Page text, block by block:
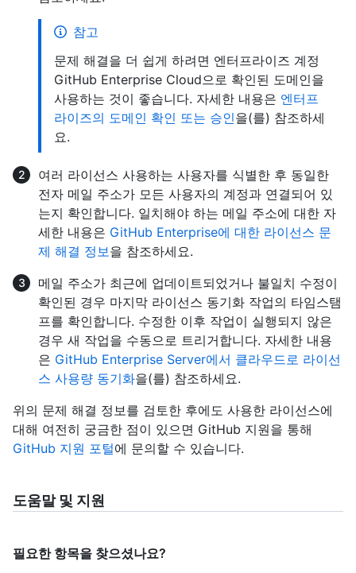
참고
문제 해결을 더 쉽게 하려면 엔터프라이즈 계정
GitHub Enterprise Cloud으로 확인된 도메인을
사용하는 것이 좋습니다. 자세한 내용은 엔터프
라이즈의 도메인 확인 또는 승인을(를) 참조하세
요.
여러 라이선스 사용하는 사용자를 식별한 후 동일한
전자 메일 주소가 모든 사용자의 계정과 연결되어 있
는지 확인합니다. 일치해야 하는 메일 주소에 대한 자
세한 내용은 GitHub Enterprise에 대한 라이선스 문
제 해결 정보을 참조하세요.
메일 주소가 최근에 업데이트되었거나 불일치 수정이
확인된 경우 마지막 라이선스 동기화 작업의 타임스탬
프를 확인합니다. 수정한 이후 작업이 실행되지 않은
경우 새 작업을 수동으로 트리거합니다. 자세한 내용
은 GitHub Enterprise Server에서 클라우드로 라이선
스 사용량 동기화을(를) 참조하세요.
위의 문제 해결 정보를 검토한 후에도 사용한 라이선스에
대해 여전히 궁금한 점이 있으면 GitHub 지원을 통해
GitHub 지원 포털에 문의할 수 있습니다.
도움말 및 지원
필요한 항목을 찾으셨나요?